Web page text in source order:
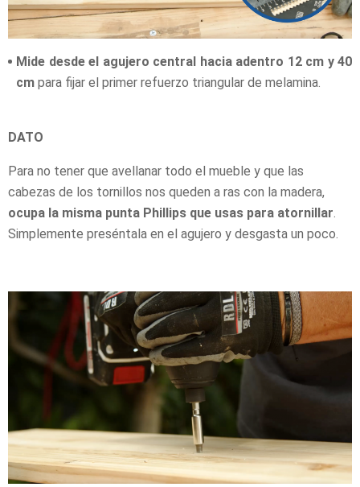
Mide desde el agujero central hacia adentro 12 cm y 40
cm para fijar el primer refuerzo triangular de melamina.
DATO
Para no tener que avellanar todo el mueble y que las
cabezas de los tornillos nos queden a ras con la madera,
ocupa la misma punta Phillips que usas para atornillar.
Simplemente preséntala en el agujero y desgasta un poco.